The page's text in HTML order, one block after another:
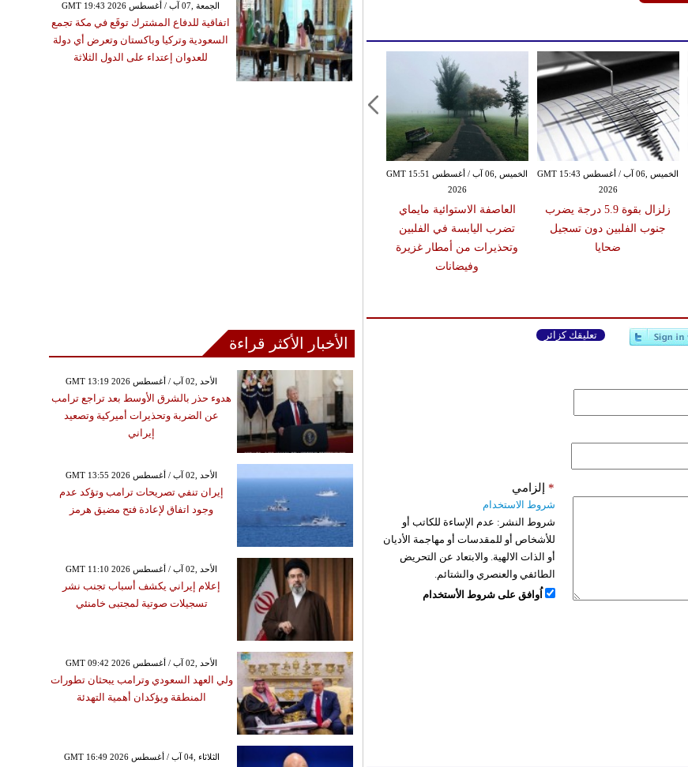
الخميس ,06 آب / أغسطس GMT 15:51
2026
العاصفة الاستوائية مايماي
تضرب اليابسة في الفلبين
وتحذيرات من أمطار غزيرة
وفيضانات
الخميس ,06 آب / أغسطس GMT 15:43
2026
زلزال بقوة 5.9 درجة يضرب
جنوب الفلبين دون تسجيل
ضحايا
تعليقك كزائر
إلزامي *
شروط الاستخدام
شروط النشر: عدم الإساءة للكاتب أو
للأشخاص أو للمقدسات أو مهاجمة الأديان
أو الذات الالهية. والابتعاد عن التحريض
الطائفي والعنصري والشتائم.
اُوافق على شروط الأستخدام
GMT 19:43 2026 الجمعة ,07 آب / أغسطس
اتفاقية للدفاع المشترك توقَع في مكة تجمع
السعودية وتركيا وباكستان وتعرض أي دولة
للعدوان إعتداء على الدول الثلاثة
الأخبار الأكثر قراءة
GMT 13:19 2026 الأحد ,02 آب / أغسطس
هدوء حذر بالشرق الأوسط بعد تراجع ترامب
عن الضربة وتحذيرات أميركية وتصعيد
إيراني
GMT 13:55 2026 الأحد ,02 آب / أغسطس
إيران تنفي تصريحات ترامب وتؤكد عدم
وجود اتفاق لإعادة فتح مضيق هرمز
GMT 11:10 2026 الأحد ,02 آب / أغسطس
إعلام إيراني يكشف أسباب تجنب نشر
تسجيلات صوتية لمجتبى خامنئي
GMT 09:42 2026 الأحد ,02 آب / أغسطس
ولي العهد السعودي وترامب يبحثان تطورات
المنطقة ويؤكدان أهمية التهدئة
GMT 16:49 2026 الثلاثاء ,04 آب / أغسطس